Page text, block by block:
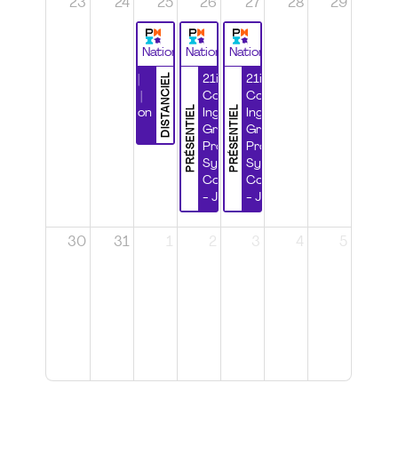
23 24 25
National
DISTANCIEL
Certification
26
National
PRÉSENTIEL
21ième
Congrès
Ingénierie
Grands
Projets et
Systèmes
Complexes
- Jour 1
27
National
PRÉSENTIEL
21ième
Congrès
Ingénierie
Grands
Projets et
Systèmes
Complexes
- Jour 2
28 29
30 31 1 2 3 4 5